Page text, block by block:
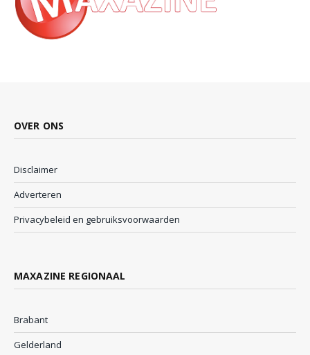
OVER ONS
Disclaimer
Adverteren
Privacybeleid en gebruiksvoorwaarden
MAXAZINE REGIONAAL
Brabant
Gelderland